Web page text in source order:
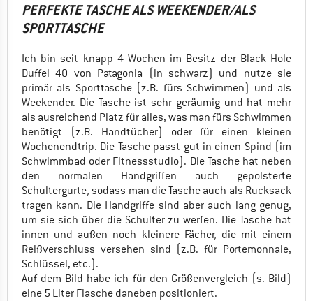
PERFEKTE TASCHE ALS WEEKENDER/ALS
SPORTTASCHE
Ich bin seit knapp 4 Wochen im Besitz der Black Hole
Duffel 40 von Patagonia (in schwarz) und nutze sie
primär als Sporttasche (z.B. fürs Schwimmen) und als
Weekender. Die Tasche ist sehr geräumig und hat mehr
als ausreichend Platz für alles, was man fürs Schwimmen
benötigt (z.B. Handtücher) oder für einen kleinen
Wochenendtrip. Die Tasche passt gut in einen Spind (im
Schwimmbad oder Fitnessstudio). Die Tasche hat neben
den normalen Handgriffen auch gepolsterte
Schultergurte, sodass man die Tasche auch als Rucksack
tragen kann. Die Handgriffe sind aber auch lang genug,
um sie sich über die Schulter zu werfen. Die Tasche hat
innen und außen noch kleinere Fächer, die mit einem
Reißverschluss versehen sind (z.B. für Portemonnaie,
Schlüssel, etc.).
Auf dem Bild habe ich für den Größenvergleich (s. Bild)
eine 5 Liter Flasche daneben positioniert.